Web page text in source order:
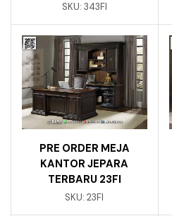
SKU: 343FI
PRE ORDER MEJA
KANTOR JEPARA
TERBARU 23FI
SKU:23FI